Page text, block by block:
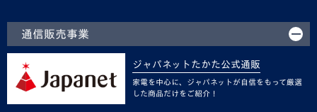
通信販売事業
ジャパネットたかた公式通販
家電を中心に、ジャパネットが自信をもって厳選
した商品だけをご紹介！